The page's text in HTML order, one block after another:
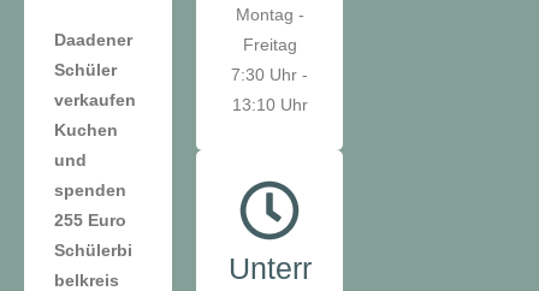
Montag -
Freitag
7:30 Uhr -
13:10 Uhr
Unterr
Daadener
Schüler
verkaufen
Kuchen
und
spenden
255 Euro
Schülerbi
belkreis